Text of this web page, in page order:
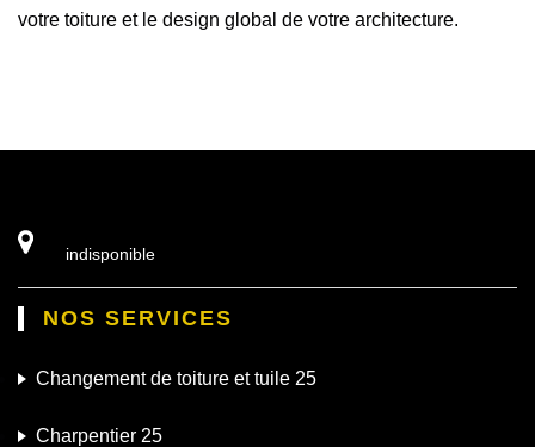
votre toiture et le design global de votre architecture.
indisponible
NOS SERVICES
Changement de toiture et tuile 25
Charpentier 25